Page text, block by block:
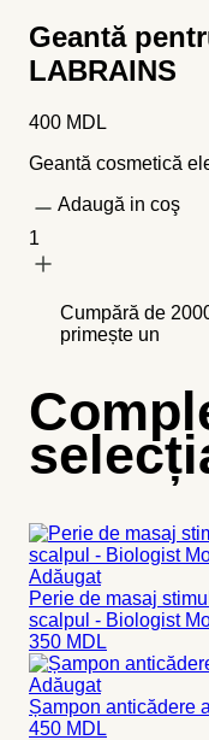
Geantă
LABRAINS
400 MDL
Geantă cosmetică
1
Adaugă in coş
Cumpără de
primește un
Adăugat
Perie de masaj
scalpul - Biologist
350 MDL
Adăugat
Șampon anticădere
450 MDL